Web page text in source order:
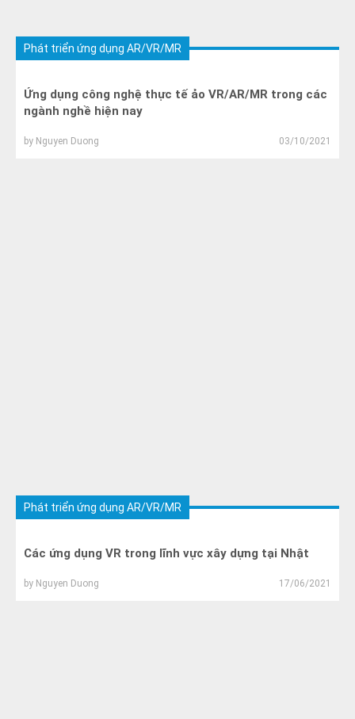
Phát triển ứng dụng AR/VR/MR
Ứng dụng công nghệ thực tế ảo VR/AR/MR trong các
ngành nghề hiện nay
by Nguyen Duong 03/10/2021
Phát triển ứng dụng AR/VR/MR
Các ứng dụng VR trong lĩnh vực xây dựng tại Nhật
by Nguyen Duong 17/06/2021